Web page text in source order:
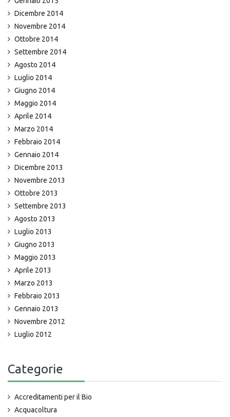
Dicembre 2014
Novembre 2014
Ottobre 2014
Settembre 2014
Agosto 2014
Luglio 2014
Giugno 2014
Maggio 2014
Aprile 2014
Marzo 2014
Febbraio 2014
Gennaio 2014
Dicembre 2013
Novembre 2013
Ottobre 2013
Settembre 2013
Agosto 2013
Luglio 2013
Giugno 2013
Maggio 2013
Aprile 2013
Marzo 2013
Febbraio 2013
Gennaio 2013
Novembre 2012
Luglio 2012
Categorie
Accreditamenti per il Bio
Acquacoltura